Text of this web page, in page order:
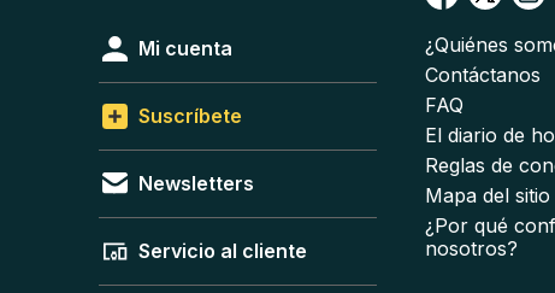
Mi cuenta
Suscríbete
Newsletters
Servicio al cliente
¿Quiénes
Contáctanos
FAQ
El diario de
Reglas de
Mapa del sitio
¿Por qué
nosotros?